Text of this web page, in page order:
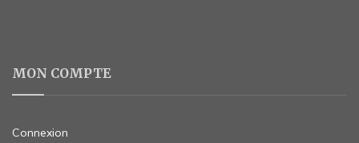
MON COMPTE
Connexion